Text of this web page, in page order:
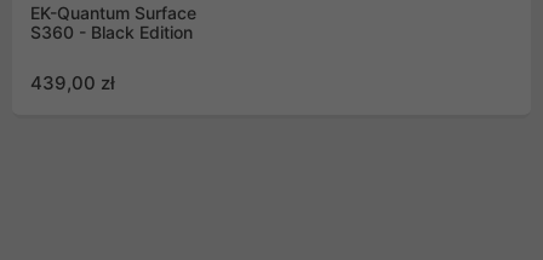
EK-Quantum Surface
S360 - Black Edition
439,00 zł